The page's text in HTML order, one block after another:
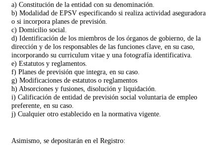
a) Constitución de la entidad con su denominación.
b) Modalidad de EPSV especificando si realiza actividad aseguradora
o si incorpora planes de previsión.
c) Domicilio social.
d) Identificación de los miembros de los órganos de gobierno, de la
dirección y de los responsables de las funciones clave, en su caso,
incorporando su curriculum vitae y una fotografía identificativa.
e) Estatutos y reglamentos.
f) Planes de previsión que integra, en su caso.
g) Modificaciones de estatutos o reglamentos
h) Absorciones y fusiones, disolución y liquidación.
i) Calificación de entidad de previsión social voluntaria de empleo
preferente, en su caso.
j) Cualquier otro establecido en la normativa vigente.
Asimismo, se depositarán en el Registro: